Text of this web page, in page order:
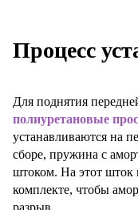
Процесс
Для поднятия
полиуретановые
устанавливаются на
сборе, пружина с
штоком. На этот шток
комплекте, чтобы
разрыв.